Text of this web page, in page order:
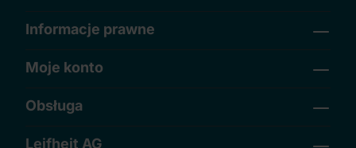
Informacje prawne
Moje konto
Obsługa
Leifheit AG